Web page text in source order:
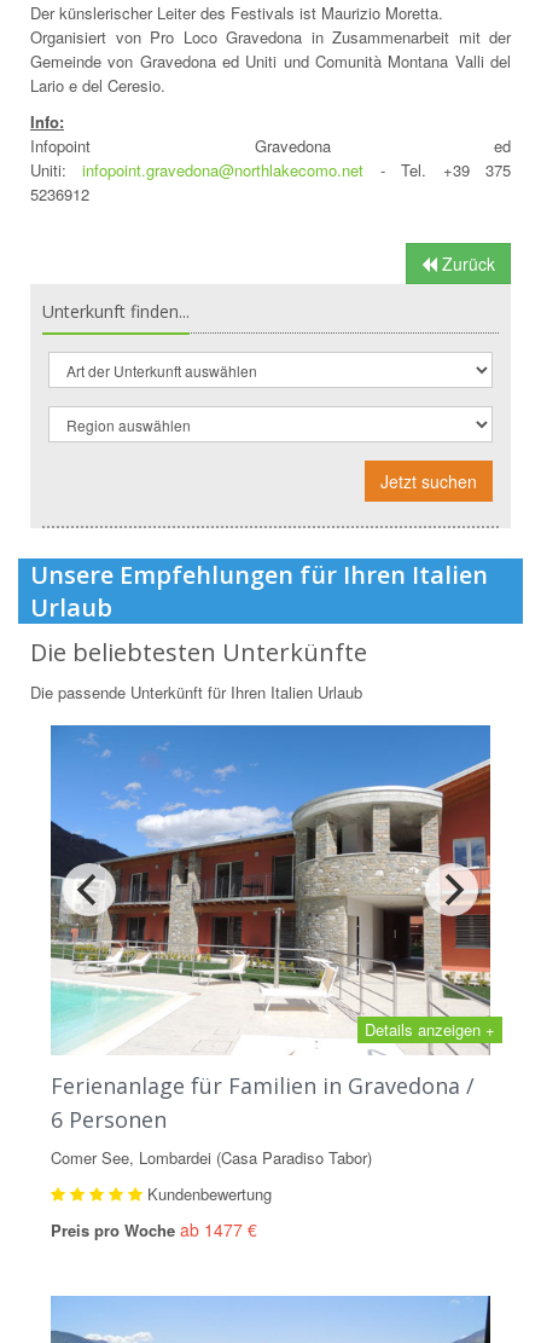
Der künslerischer Leiter des Festivals ist Maurizio Moretta.
Organisiert von Pro Loco Gravedona in Zusammenarbeit mit der
Gemeinde von Gravedona ed Uniti und Comunità Montana Valli del
Lario e del Ceresio.
Info:
Infopoint Gravedona ed
Uniti:infopoint.gravedona@northlakecomo.net - Tel. +39 375
5236912
Zurück
Unterkunft finden...
Jetzt suchen
Unsere Empfehlungen für Ihren Italien
Urlaub
Die beliebtesten Unterkünfte
Die passende Unterkünft für Ihren Italien Urlaub
Details anzeigen +
Ferienanlage für Familien in Gravedona /
6 Personen
Comer See, Lombardei (Casa Paradiso Tabor)
Kundenbewertung
Preis pro Woche ab 1477 €